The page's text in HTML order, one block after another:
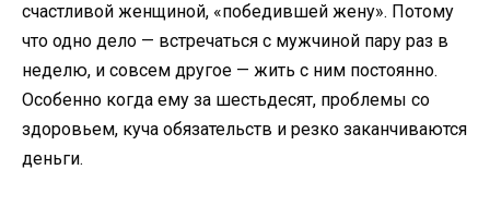
счастливой женщиной, «победившей жену». Потому
что одно дело — встречаться с мужчиной пару раз в
неделю, и совсем другое — жить с ним постоянно.
Особенно когда ему за шестьдесят, проблемы со
здоровьем, куча обязательств и резко заканчиваются
деньги.